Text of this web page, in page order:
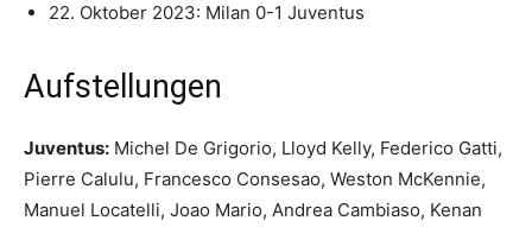
22. Oktober 2023: Milan 0-1 Juventus
Aufstellungen
Juventus: Michel De Grigorio, Lloyd Kelly, Federico Gatti,
Pierre Calulu, Francesco Consesao, Weston McKennie,
Manuel Locatelli, Joao Mario, Andrea Cambiaso, Kenan